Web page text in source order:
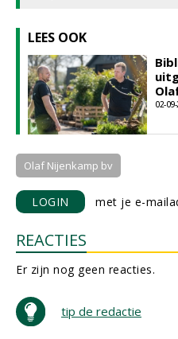
LEES OOK
02-
Olaf Nijenkamp bv
LOGIN met je e-
REACTIES
Er zijn nog geen reacties.
tip de redactie